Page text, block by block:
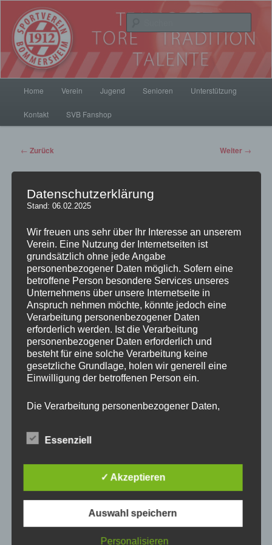
Inhalt
wechseln
SV Bommersheim 1912
Home Verein Jugend Senioren Unterstützung
Kontakt SVB Fanshop
Beitrags-
← Zurück Weiter →
Bommersheimer knapp vor
dem Abgrund…
Veröffentlicht am 24. April 2015 von pillepalle
Knapp vor dem Abgrund stehend und im Rücken den
„Teufelsschlund“ der Iguazú Wasserfälle in
Brasilien/Argentinien. Dieser Sportskamerad hat hierfür nur
ein jetlaggeplagtes müdes Lächeln übrig und ist felsenfest
überzeugt, dass unsere beiden Seniorenteams die
tabellarisch heikle Situation ebenfalls problemlos
bewältigen.
Datenschutzerklärung
Stand: 06.02.2025
Wir freuen uns sehr über Ihr Interesse an unserem
Verein. Eine Nutzung der Internetseiten ist
grundsätzlich ohne jede Angabe
personenbezogener Daten möglich. Sofern eine
betroffene Person besondere Services unseres
Unternehmens über unsere Internetseite in
Anspruch nehmen möchte, könnte jedoch eine
Verarbeitung personenbezogener Daten
erforderlich werden. Ist die Verarbeitung
personenbezogener Daten erforderlich und
besteht für eine solche Verarbeitung keine
gesetzliche Grundlage, holen wir generell eine
Einwilligung der betroffenen Person ein.
Die Verarbeitung personenbezogener Daten,
Adresse oder Telefonnummer einer betroffenen
Person, erfolgt stets im Einklang mit der
Übereinstimmung mit den für uns geltenden
landesspezifischen Datenschutzbestimmungen.
Mittels dieser Datenschutzerklärung möchte unser
Unternehmen die Öffentlichkeit über Art, Umfang
und Zweck der von uns erhobenen, genutzten und
verarbeiteten personenbezogenen Daten
informieren. Ferner werden betroffene Personen
Essenziell
✓ Akzeptieren
Auswahl speichern
Personalisieren